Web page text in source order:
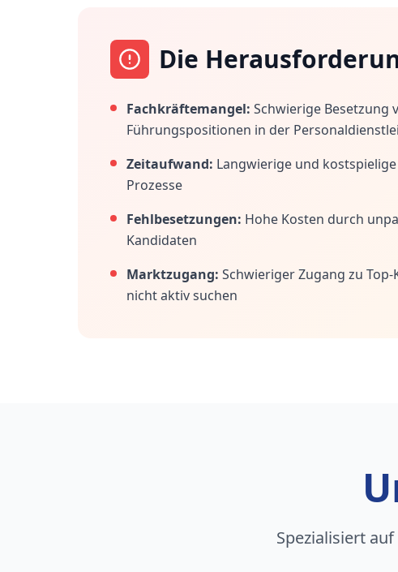
Die
Fachkräftemangel: Schwierige Besetzung
Führungspositionen in der
Zeitaufwand: Langwierige und
Prozesse
Fehlbesetzungen: Hohe Kosten durch
Kandidaten
Marktzugang: Schwieriger Zugang zu
nicht aktiv suchen
Spezialisiert